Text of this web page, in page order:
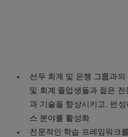
선두 회계 및 은행 그룹과
및 회계 졸업생들과 젊은 전
과 기술을 향상시키고, 번성
스 분야를 활성화
전문적인 학습 프레임워크